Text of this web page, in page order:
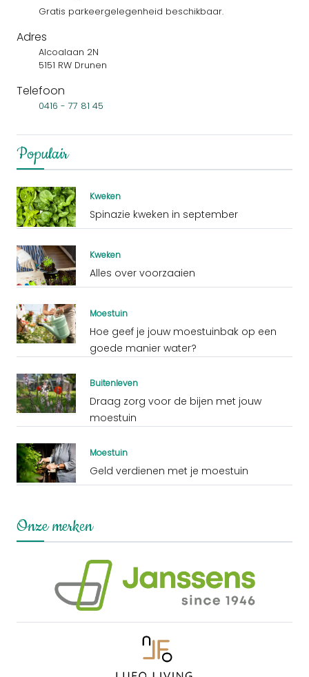
Gratis parkeergelegenheid beschikbaar.
Adres
Alcoalaan 2N
5151 RW Drunen
Telefoon
0416 - 77 81 45
Populair
Kweken
Spinazie kweken in september
Kweken
Alles over voorzaaien
Moestuin
Hoe geef je jouw moestuinbak op een
goede manier water?
Buitenleven
Draag zorg voor de bijen met jouw
moestuin
Moestuin
Geld verdienen met je moestuin
Onze merken